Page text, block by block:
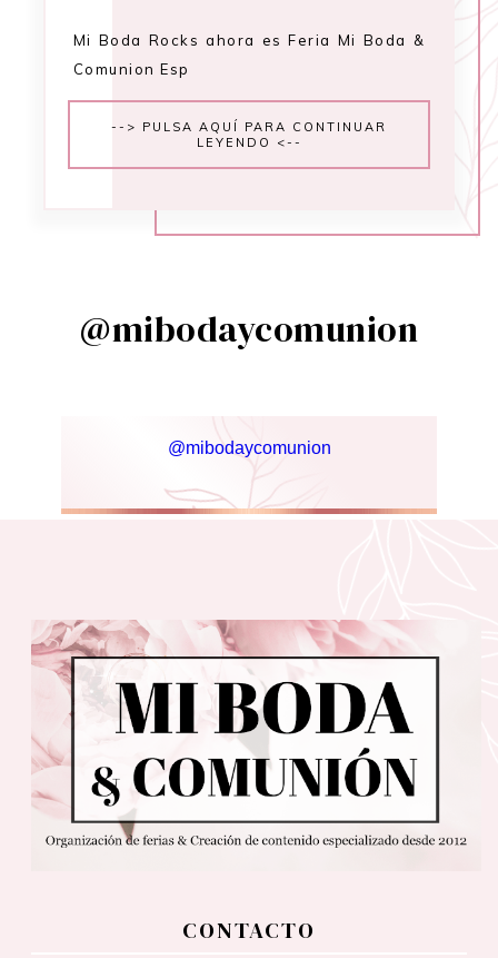
Mi Boda Rocks ahora es Feria Mi Boda &
Comunion Esp
--> PULSA AQUÍ PARA CONTINUAR
LEYENDO <--
@mibodaycomunion
@mibodaycomunion
CONTACTO